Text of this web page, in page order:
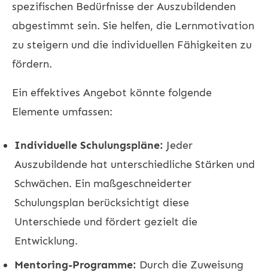
spezifischen Bedürfnisse der Auszubildenden
abgestimmt sein. Sie helfen, die Lernmotivation
zu steigern und die individuellen Fähigkeiten zu
fördern.
Ein effektives Angebot könnte folgende
Elemente umfassen:
Individuelle Schulungspläne: Jeder
Auszubildende hat unterschiedliche Stärken und
Schwächen. Ein maßgeschneiderter
Schulungsplan berücksichtigt diese
Unterschiede und fördert gezielt die
Entwicklung.
Mentoring-Programme: Durch die Zuweisung